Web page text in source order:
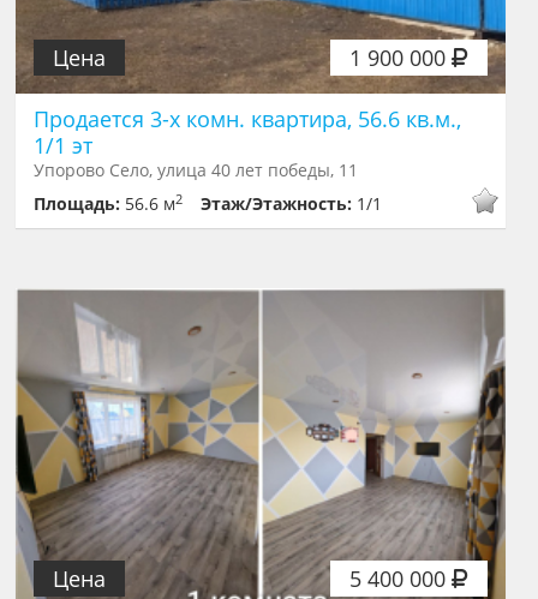
1 900 000
Цена
Продается 3-х комн. квартира, 56.6 кв.м.,
1/1 эт
Упорово Село, улица 40 лет победы, 11
Площадь: 56.6 м2 Этаж/Этажность: 1/1
5 400 000
Цена